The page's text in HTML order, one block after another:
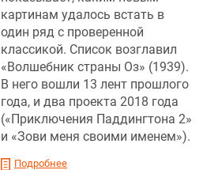
картинам удалось встать в
один ряд с проверенной
классикой. Список возглавил
«Волшебник страны Оз» (1939).
В него вошли 13 лент прошлого
года, и два проекта 2018 года
(«Приключения Паддингтона 2»
и «Зови меня своими именем»).
Подробнее